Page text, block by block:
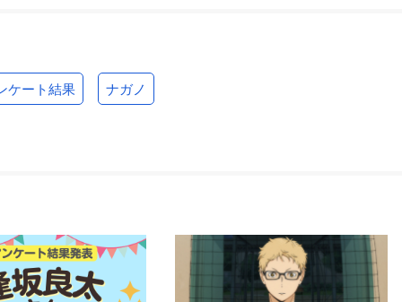
ケート結果 ナガノ